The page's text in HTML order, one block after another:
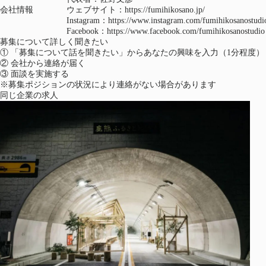
会社情報
ウェブサイト： https://fumihikosano.jp/
Instagram： https://www.instagram.com/
Facebook： https://www.facebook.com/fumihikosanostudio
募集について詳しく聞きたい（新しいタブで開く）
①
「募集について話を聞きたい」からあなたの興味を入力（1分程度）
② 会社から連絡が届く
③ 面談を実施する
※募集ポジションの状況により連絡がない場合があります
同じ企業の求人